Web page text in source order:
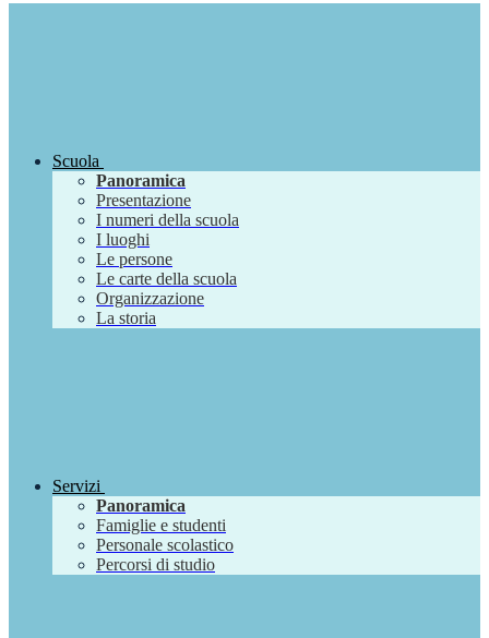
Scuola
Panoramica
Presentazione
I numeri della scuola
I luoghi
Le persone
Le carte della scuola
Organizzazione
La storia
Servizi
Panoramica
Famiglie e studenti
Personale scolastico
Percorsi di studio